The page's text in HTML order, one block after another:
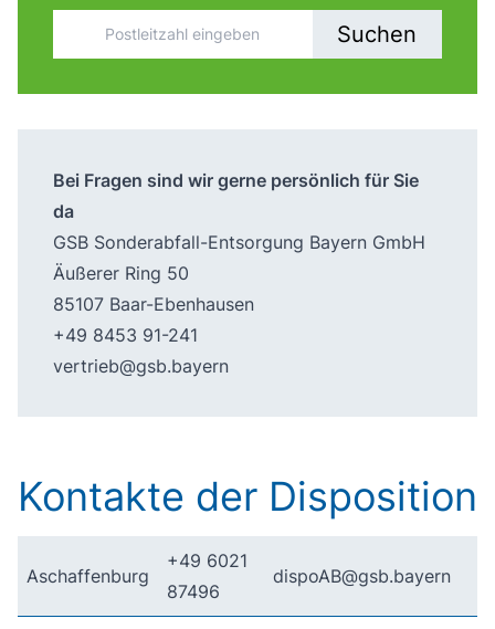
Suchen
Bei Fragen sind wir gerne persönlich für Sie
da
GSB Sonderabfall-Entsorgung Bayern GmbH
Äußerer Ring 50
85107 Baar-Ebenhausen
+49 8453 91-241
vertrieb@gsb.bayern
Kontakte der Disposition
Aschaffenburg
+49 6021
87496
dispoAB@gsb.bayern